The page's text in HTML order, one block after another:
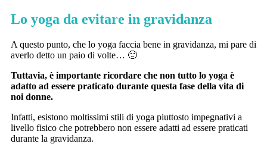
Lo yoga da evitare in gravidanza
A questo punto, che lo yoga faccia bene in gravidanza, mi pare di
averlo detto un paio di volte… 🙂
Tuttavia, è importante ricordare che non tutto lo yoga è
adatto ad essere praticato durante questa fase della vita di
noi donne.
Infatti, esistono moltissimi stili di yoga piuttosto impegnativi a
livello fisico che potrebbero non essere adatti ad essere praticati
durante la gravidanza.